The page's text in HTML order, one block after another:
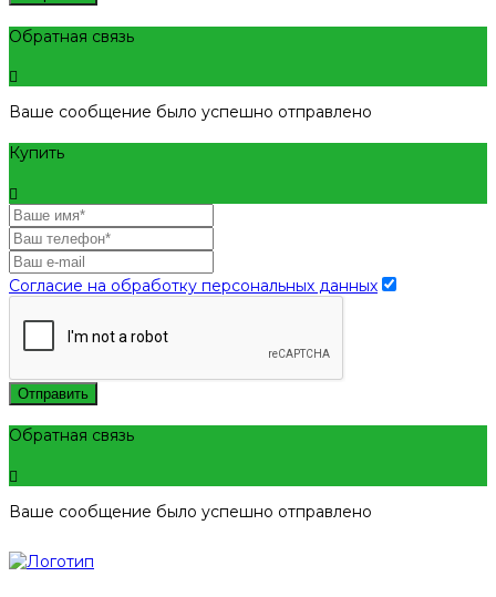
Обратная связь
Ваше сообщение было успешно отправлено
Купить
Согласие на обработку персональных данных
Отправить
Обратная связь
Ваше сообщение было успешно отправлено